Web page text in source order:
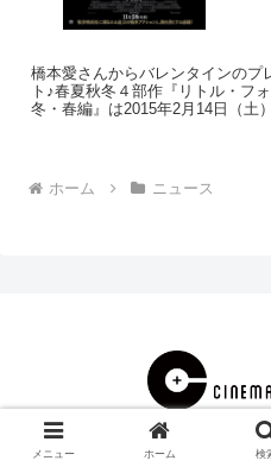
橋本愛さんからバレンタインのプ
ト♪春夏秋冬４部作『リトル・フ
冬・春編』は2015年2月14日（土
ホーム ニュース
© 2000
メニュー ホーム 検